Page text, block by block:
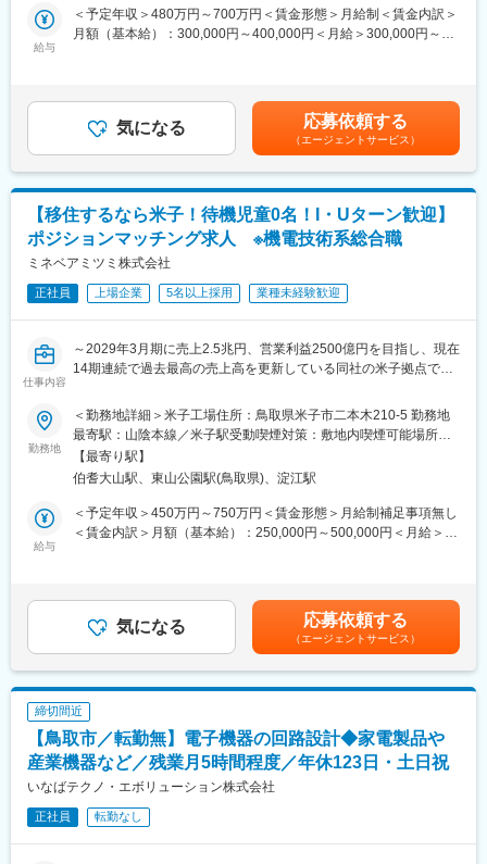
術力への圧倒的信頼
◎技術単価平均5688円のハイレベルなPJTを担当可能
【豊富な研修制度】
個人に任せきりではなく、エンジニア・エリア同士、横のつなが
りもございます。エンジニア主導での研修も行われています。ま
ラスのグループ研修体制を整えています。
「研修回数：631回／年」「研修制度を有効活用しているエンジ
ニア：延べ6,762名」など、他社とは比べ物にならないレベルでの
研修を受けることができます。その結果が、「離職率：約6.1%
（製造業平均約11％）」「勤続16年以上のエンジニア：約1500
名」という実績に表れています。
変更の範囲：会社の定める業務
でき、技術力を活かしながらものづくりの最前線に関われる環境
です。
・製品仕様の検討、回路構成の設計・開発
・試作品の評価試験、不具合解析および改善対応
・プリント基板設計部門やソフトウェア部門との連携
業務用タブレットや表示器、IoTモジュールなど、業界トップレベ
ルの製品群の開発に携わることができます。
■組織構成
開発部門は20名程度。チームで協力しながらプロジェクトを推進
します。
■業務の魅力
ODM・OEM事業で培ったワンストップ開発体制が強み。新規事業
つ、幅広い分野で経験を積むことが可能です。
■教育体制
OJTを中心に、必要に応じた外部研修や資格取得支援制度も充実
■就業環境
■想定されるキャリアパス
回路設計エンジニアとして専門性を高めるだけでなく、開発リー
ダーや管理職へのキャリアアップも目指せます。
■企業の特徴/魅力
鳥取三洋電機のDNAを受け継ぎ、安定した基盤と新規事業への挑
戦を両立する企業です。大手企業との取引実績も豊富で、地域を
リードする技術集団の一員として成長できます。
変更の範囲：会社の定める業務
給与
＜予定年収＞480万円～700万円＜賃金形態＞月給制＜賃金内訳＞
月額（基本給）：300,000円～400,000円＜月給＞300,000円～
金額であり、選考を通じて上下する可能性があります。月給(月額)
は固定手当を含めた表記です。
気になる 応募依頼する
（エージェントサービス）
【移住するなら米子！待機児童0名！I・Uターン歓迎】
ポジションマッチング求人 ※機電技術系総合職
ミネベアミツミ株式会社
正社員 上場企業 5名以上採用 業種未経験歓迎
仕事内容
～2029年3月期に売上2.5兆円、営業利益2500億円を目指し、現在
14期連続で過去最高の売上高を更新している同社の米子拠点での
◆鳥取県米子市
人口約14万人、平均気温15℃、羽田空港から米子空港まで飛行機
で約1時間、大阪から電車で3時間弱。米子市内から米子空港まで
車で20分程。年間移住者は約2000世帯で約3000名と毎年増加傾
向。鳥取県内の住み心地ランキングは米子が3年連続1位。
口10万人当たりの病院・診療所数、病床数、医師数・看護師数は
全国平均を上回り子育て・教育、医療、福祉環境が充実。
スーパー、コンビニ、ホームセンターなどの商業施設等も整い、
更に温泉、海水浴、登山、サイクリング、スキー、釣りなど春夏
秋冬、日々の暮らしのそばにレジャーを楽しめる環境も整う。
代表的なスポットとしては中国地方最高峰の大山、海に湯が沸く
山陰屈指の温泉街の皆生温泉、コハクチョウ渡来南限地で湖の中
海など。
◆米子工場
勤務地
＜勤務地詳細＞米子工場住所：鳥取県米子市二本木210-5 勤務地
最寄駅：山陰本線／米子駅受動喫煙対策：敷地内喫煙可能場所あ
り【最寄り駅】
伯耆大山駅、東山公園駅(鳥取県)、淀江駅
給与
＜予定年収＞450万円～750万円＜賃金形態＞月給制補足事項無し
＜賃金内訳＞月額（基本給）：250,000円～500,000円＜月給＞
あくまでも目安の金額であり、選考を通じて上下する可能性があ
ります。月給(月額)は固定手当を含めた表記です。
気になる 応募依頼する
（エージェントサービス）
締切間近
【鳥取市／転勤無】電子機器の回路設計◆家電製品や
産業機器など／残業月5時間程度／年休123日・土日祝
いなばテクノ・エボリューション株式会社
正社員 転勤なし